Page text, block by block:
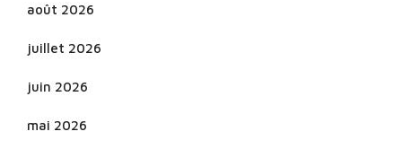
août 2026
juillet 2026
juin 2026
mai 2026